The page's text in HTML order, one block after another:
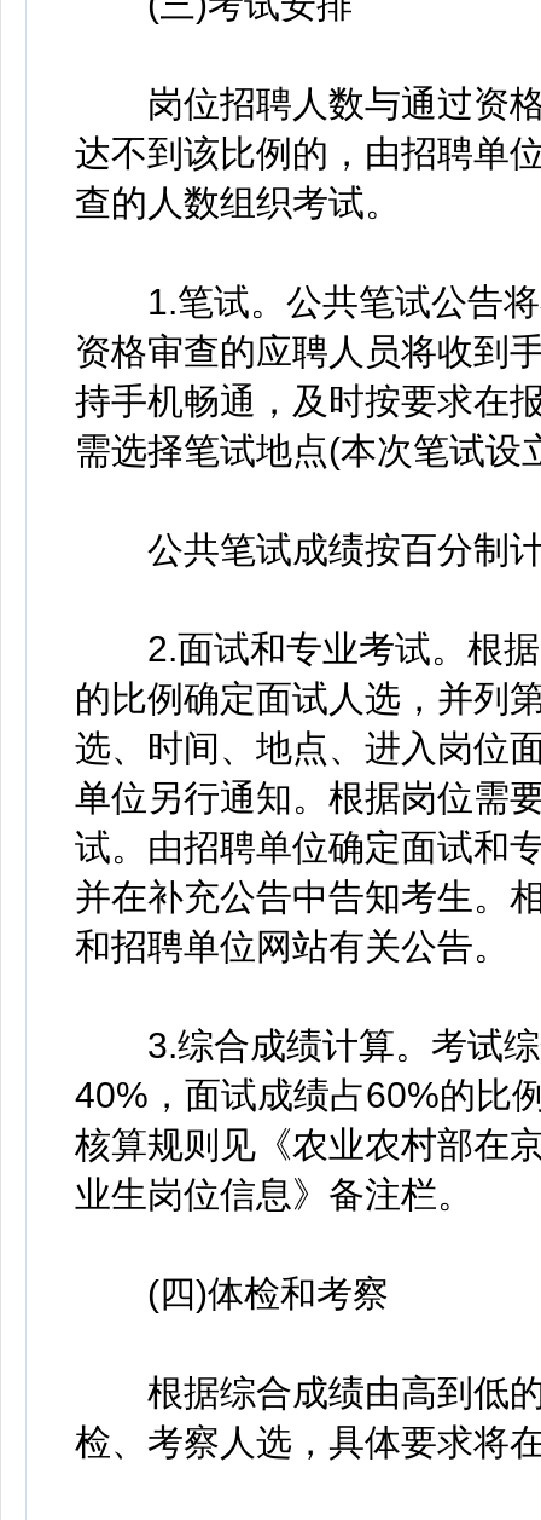
岗位招聘人数与通过资格
达不到该比例的，由招聘单
查的人数组织考试。
1.笔试。公共笔试公告将
资格审查的应聘人员将收到
持手机畅通，及时按要求在
需选择笔试地点(本次笔试设
公共笔试成绩按百分制计
2.面试和专业考试。根据
的比例确定面试人选，并列
选、时间、地点、进入岗位
单位另行通知。根据岗位需
试。由招聘单位确定面试和
并在补充公告中告知考生。
和招聘单位网站有关公告。
3.综合成绩计算。考试综
40%，面试成绩占60%的比
核算规则见《农业农村部在
业生岗位信息》备注栏。
(四)体检和考察
根据综合成绩由高到低的
检、考察人选，具体要求将